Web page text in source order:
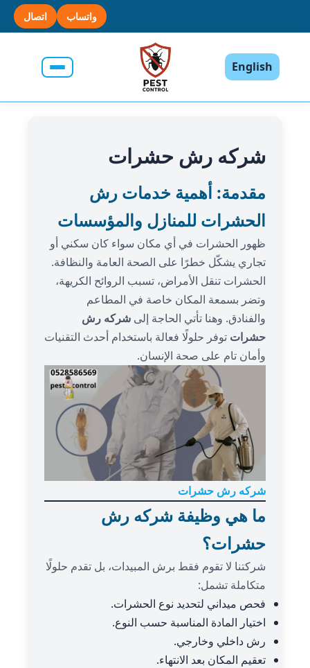
واتساب اتصال
English
شركه رش حشرات
مقدمة: أهمية خدمات رش
الحشرات للمنازل والمؤسسات
ظهور الحشرات في أي مكان سواء كان سكني أو
تجاري يشكّل خطرًا على الصحة العامة والنظافة.
الحشرات تنقل الأمراض، تسبب الروائح الكريهة،
وتضر بسمعة المكان خاصة في المطاعم
والفنادق. وهنا تأتي الحاجة إلى شركه رش
حشرات توفر حلولًا فعالة باستخدام أحدث التقنيات
وأمان تام على صحة الإنسان.
شركه رش حشرات
ما هي وظيفة شركه رش
حشرات؟
شركتنا لا تقوم فقط برش المبيدات، بل تقدم حلولًا
متكاملة تشمل:
فحص ميداني لتحديد نوع الحشرات.
اختيار المادة المناسبة حسب النوع.
رش داخلي وخارجي.
تعقيم المكان بعد الانتهاء.